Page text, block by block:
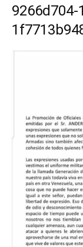
9266d704-